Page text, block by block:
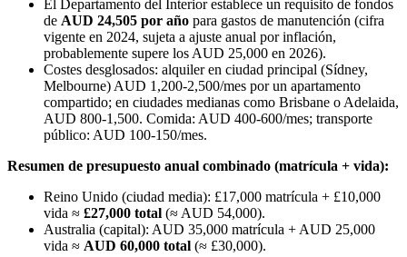
El Departamento del Interior establece un requisito de fondos
de AUD 24,505 por año para gastos de manutención (cifra
vigente en 2024, sujeta a ajuste anual por inflación,
probablemente supere los AUD 25,000 en 2026).
Costes desglosados: alquiler en ciudad principal (Sídney,
Melbourne) AUD 1,200-2,500/mes por un apartamento
compartido; en ciudades medianas como Brisbane o Adelaida,
AUD 800-1,500. Comida: AUD 400-600/mes; transporte
público: AUD 100-150/mes.
Resumen de presupuesto anual combinado (matrícula + vida):
Reino Unido (ciudad media): £17,000 matrícula + £10,000
vida ≈ £27,000 total (≈ AUD 54,000).
Australia (capital): AUD 35,000 matrícula + AUD 25,000
vida ≈ AUD 60,000 total (≈ £30,000).